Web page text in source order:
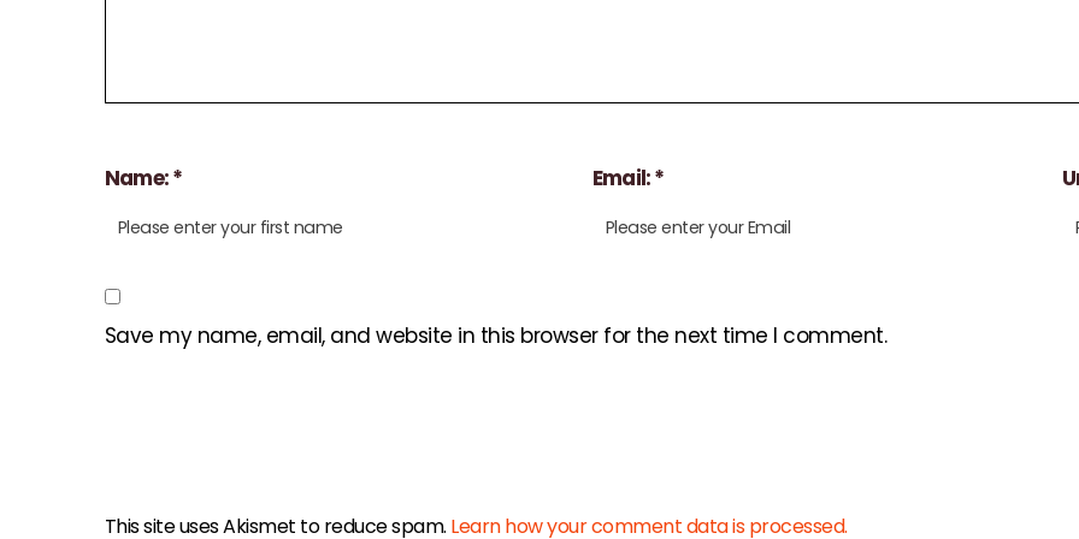
Name: * Email: *
Save my name, email, and website in this browser for the next time I comment.
This site uses Akismet to reduce spam. Learn how your comment data is processed.